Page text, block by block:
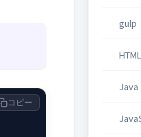
コピー
gulp
Java